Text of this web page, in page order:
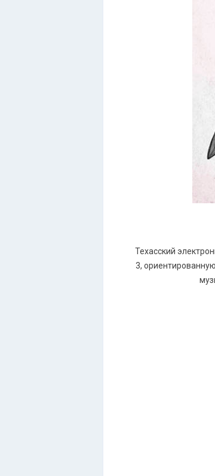
Техасский
3,